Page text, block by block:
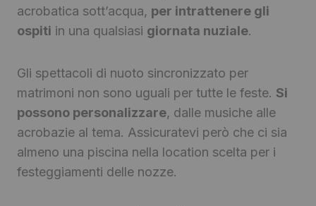
acrobatica sott’acqua, per intrattenere gli
ospiti in una qualsiasi giornata nuziale.
Gli spettacoli di nuoto sincronizzato per
matrimoni non sono uguali per tutte le feste. Si
possono personalizzare, dalle musiche alle
acrobazie al tema. Assicuratevi però che ci sia
almeno una piscina nella location scelta per i
festeggiamenti delle nozze.